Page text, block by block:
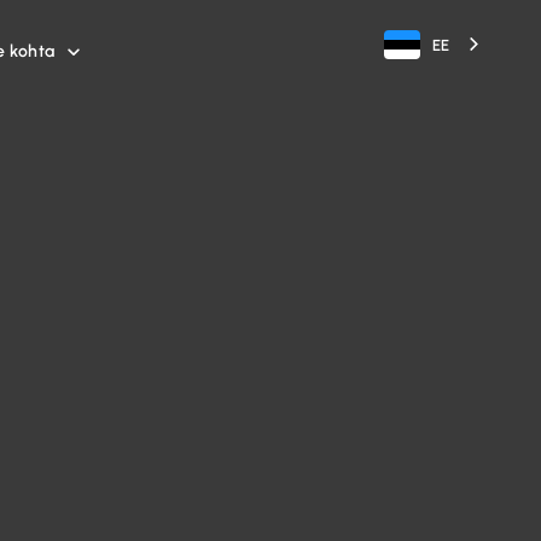
kohta  EE